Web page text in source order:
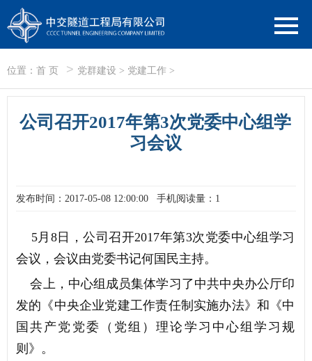
位置： 首 页 > 党群建设 > 党建工作 >
公司召开2017年第3次党委中心组学
习会议
发布时间：2017-05-08 12:00:00 手机阅读量：1
5月8日，公司召开2017年第3次党委中心组学习
会议，会议由党委书记何国民主持。
会上，中心组成员集体学习了中共中央办公厅印
发的《中央企业党建工作责任制实施办法》和《中
国共产党党委（党组）理论学习中心组学习规
则》。